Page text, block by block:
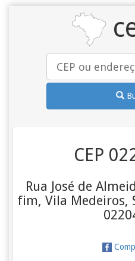
CEP
Rua José de
fim, Vila Medeiros,